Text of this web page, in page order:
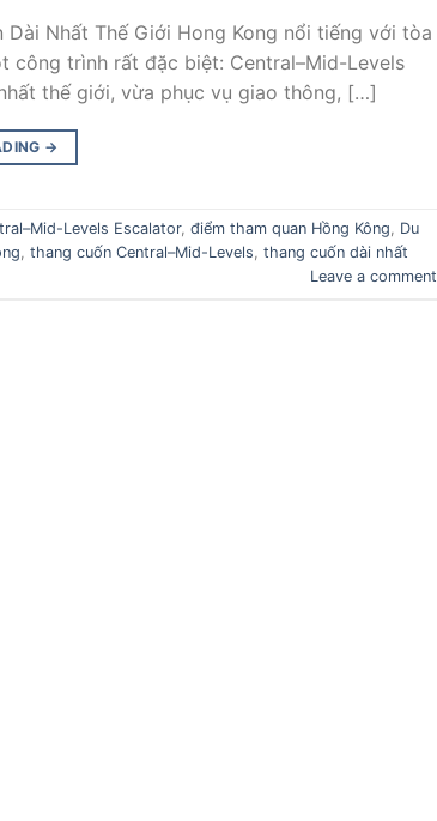
Nhất Thế Giới Hong Kong nổi tiếng với tòa
công trình rất đặc biệt: Central–Mid-Levels
thế giới, vừa phục vụ giao thông, […]
→
Levels Escalator, điểm tham quan Hồng Kông
Du
thang cuốn Central–Mid-Levels thang cuốn dài nhất
Leave a comment